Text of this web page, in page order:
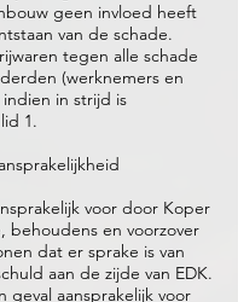
geen invloed heeft
van de schade.
tegen alle schade
(werknemers en
in strijd is
1.
voor door Koper
behoudens en voorzover
dat er sprake is van
aan de zijde van EDK.
geval aansprakelijk voor